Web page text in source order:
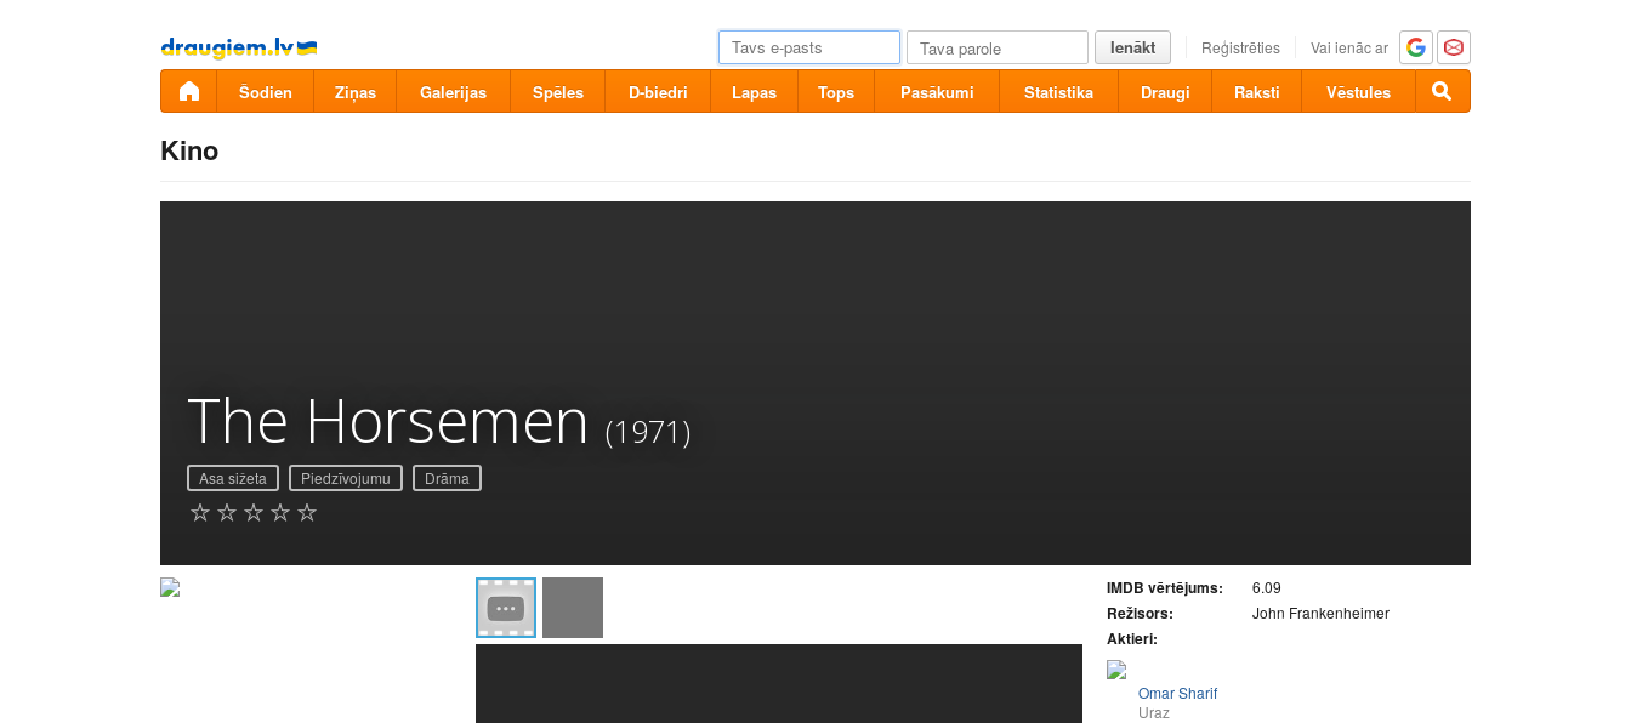
Pāriet
uz
saturu
Ienākt Reģistrēties Vai ienāc ar
Šodien Ziņas Galerijas Spēles D-biedri Lapas Tops Pasākumi Statistika Draugi Raksti Vēstules
Kino
The Horsemen (1971)
Asa sižeta Piedzīvojumu Drāma
IMDB vērtējums: 6.09
Režisors: John Frankenheimer
Aktieri:
Omar Sharif
Uraz